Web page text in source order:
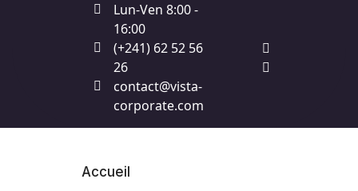
Lun-Ven 8:00 -
16:00
(+241) 62 52 56
26
contact@vista-
corporate.com
Accueil